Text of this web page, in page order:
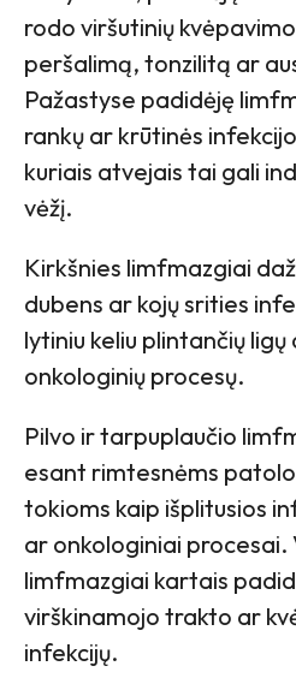
rodo viršutinių
peršalimą, tonzilitą ar
Pažastyse padidėję
rankų ar krūtinės
kuriais atvejais tai gali
vėžį.
Kirkšnies limfmazgiai
dubens ar kojų srities
lytiniu keliu plintančių
onkologinių procesų.
Pilvo ir tarpuplaučio
esant rimtesnėms
tokioms kaip išplitusios
ar onkologiniai procesai.
limfmazgiai kartais
virškinamojo trakto ar
infekcijų.